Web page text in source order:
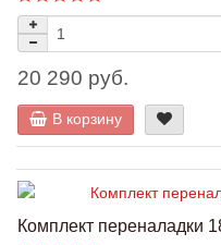
20 290 руб.
В корзину
Комплект переналадки